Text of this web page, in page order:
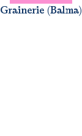
Grainerie (Balma)